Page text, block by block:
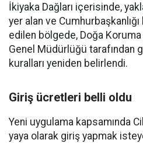
İkiyaka Dağları içerisinde,
yer alan ve Cumhurbaşkanlığı
edilen bölgede, Doğa
Genel Müdürlüğü tarafından
kuralları yeniden belirlendi.
Giriş ücretleri belli oldu
Yeni uygulama kapsamında
yaya olarak giriş yapmak